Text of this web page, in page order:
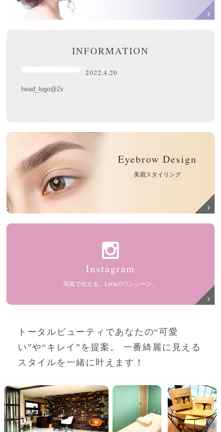
INFORMATION
2022.4.20
head_logo@2x
Eyebrow Design
美眉スタイリング
Instagram
写真で伝える、Lyraのワンシーン。
トータルビューティであなたの“可愛
い”や“キレイ”を提案。
一番綺麗に見える
スタイルを一緒に叶えます！